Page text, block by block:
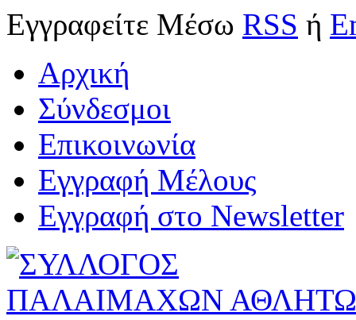
Εγγραφείτε Μέσω RSS ή
Αρχική
Σύνδεσμοι
Επικοινωνία
Εγγραφή Μέλους
Εγγραφή στο Newsletter